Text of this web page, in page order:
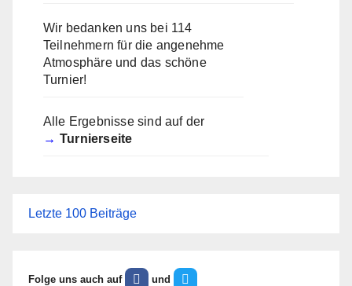
Wir bedanken uns bei 114
Teilnehmern für die angenehme
Atmosphäre und das schöne
Turnier!
Alle Ergebnisse sind auf der
Turnierseite
Letzte 100 Beiträge
Folge uns auch auf und